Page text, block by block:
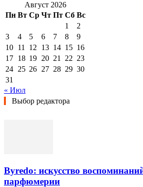
Август 2026
Пн Вт Ср Чт Пт Сб Вс
1
2
3
4 5 6 7 8
9
10 11 12 13 14 15 16
17 18 19 20 21 22 23
24 25 26 27 28 29 30
31
« Июл
Выбор редактора
Byredo: искусство
парфюмерии